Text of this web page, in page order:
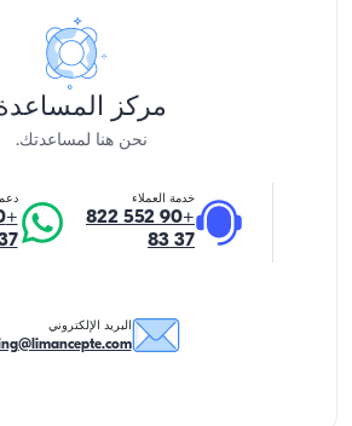
مركز
نحن هنا لمساعدتك.
خدمة العملاء
+90 552 822
37 83
83
البريد الإلكتروني